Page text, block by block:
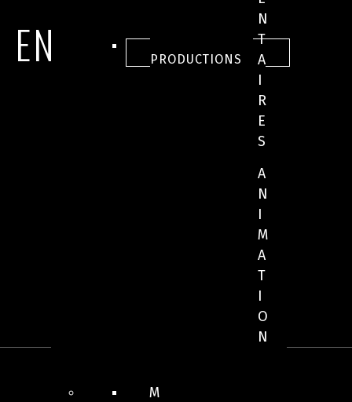
PRODUCTIONS
N
T
A
I
R
E
S
A
N
I
M
A
T
I
O
N
M
EN IMAGES